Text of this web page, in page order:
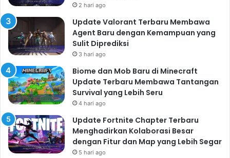
2 hari ago
Update Valorant Terbaru Membawa
Agent Baru dengan Kemampuan yang
Sulit Diprediksi
3 hari ago
Biome dan Mob Baru di Minecraft
Update Terbaru Membawa Tantangan
Survival yang Lebih Seru
4 hari ago
Update Fortnite Chapter Terbaru
Menghadirkan Kolaborasi Besar
dengan Fitur dan Map yang Lebih Segar
5 hari ago